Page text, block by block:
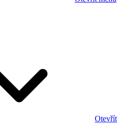
Otevřít